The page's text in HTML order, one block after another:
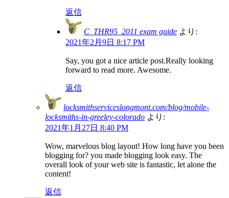
返信
C_THR95_2011 exam guide より:
2021年2月9日 8:17 PM
Say, you got a nice article post.Really looking
forward to read more. Awesome.
返信
locksmithserviceslongmont.com/blog/mobile-
locksmiths-in-greeley-colorado より:
2021年1月27日 8:40 PM
Wow, marvelous blog layout! How long have you been
blogging for? you made blogging look easy. The
overall look of your web site is fantastic, let alone the
content!
返信